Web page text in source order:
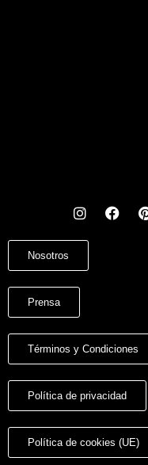
Nosotros
Prensa
Términos y Condiciones
Política de privacidad
Política de cookies (UE)